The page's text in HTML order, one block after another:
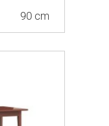
90 cm